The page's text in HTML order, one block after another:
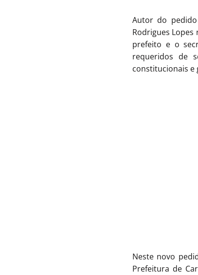
Autor do
Rodrigues
prefeito e o
requeridos de
constitucionais
Neste novo
Prefeitura de